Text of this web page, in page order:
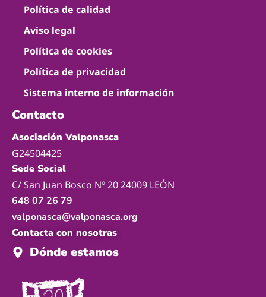
Política de calidad
Aviso legal
Política de cookies
Política de privacidad
Sistema interno de información
Contacto
Asociación Valponasca
G24504425
Sede Social
C/ San Juan Bosco Nº 20 24009 LEÓN
648 07 26 79
valponasca@valponasca.org
Contacta con nosotras
Dónde estamos